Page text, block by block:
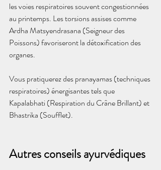
les voies respiratoires souvent congestionnées
au printemps. Les torsions assises comme
Ardha Matsyendrasana (Seigneur des
Poissons) favoriseront la détoxification des
organes.
Vous pratiquerez des pranayamas (techniques
respiratoires) énergisantes tels que
Kapalabhati (Respiration du Crâne Brillant) et
Bhastrika (Soufflet).
Autres conseils ayurvédiques